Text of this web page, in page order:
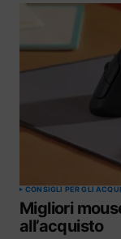
CONSIGLI PER GLI
Migliori
all’acquisto